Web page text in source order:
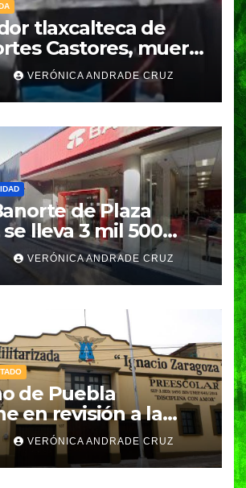
tlaxcalteca de
Castores, muere
por azulejos en
VERÓNICA ANDRADE CRUZ
de Plaza
lleva 3 mil 500
VERÓNICA ANDRADE CRUZ
de Puebla
en revisión a la
Militarizada para
Armenta
VERÓNICA ANDRADE CRUZ